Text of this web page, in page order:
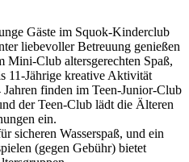
Gäste im Squok-Kinderclub
liebevoller Betreuung genießen
Mini-Club altersgerechten Spaß,
11-Jährige kreative Aktivität
finden im Teen-Junior-Club
der Teen-Club lädt die Älteren
ein.
sicheren Wasserspaß, und ein
(gegen Gebühr) bietet